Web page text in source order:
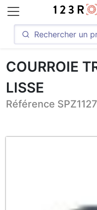
COURROIE
LISSE
Référence